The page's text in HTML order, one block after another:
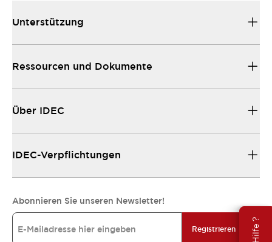
Unterstützung
Ressourcen und Dokumente
Über IDEC
IDEC-Verpflichtungen
Abonnieren Sie unseren Newsletter!
Registrieren